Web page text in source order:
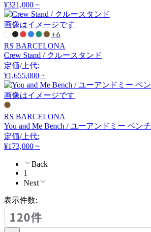
クラッシュクラッシュプ
ロジェクト
DULTON
ダルトン
エッダ
extremis
エクストレミス
FDB Møbler
¥321,000 ~
画像はイメージです
+6
RS BARCELONA
Crew Stand / クルースタンド
定価/上代:
¥1,655,000 ~
画像はイメージです
RS BARCELONA
You and Me Bench / ユーアンドミー ベンチ
定価/上代:
¥173,000 ~
Back
1
Next
表示件数:
120件